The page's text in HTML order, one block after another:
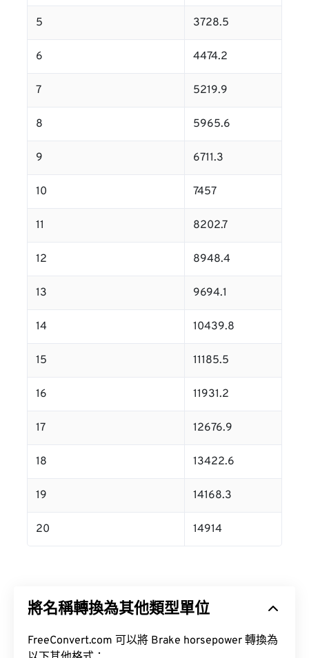
5 3728.5
6 4474.2
7 5219.9
8 5965.6
9 6711.3
10 7457
11 8202.7
12 8948.4
13 9694.1
14 10439.8
15 11185.5
16 11931.2
17 12676.9
18 13422.6
19 14168.3
20 14914
將名稱轉換為其他類型單位
FreeConvert.com 可以將 Brake horsepower 轉換為